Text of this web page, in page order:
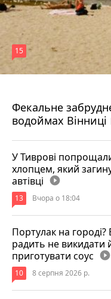
Фекальне
водоймах Вінниці
15
У Тиврові
хлопцем, який
автівці play_circle_filled
13 Вчора о 18:04
Портулак на городі?
радить не викидати
приготувати соус play_circle_filled
10 8 серпня 2026 р.